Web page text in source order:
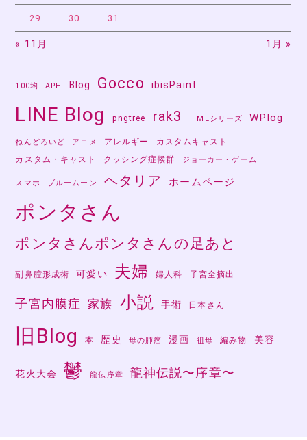
29 30 31
« 11月 1月 »
100均 APH Blog Gocco ibisPaint
LINE Blog pngtree rak3 TIMEシリーズ WPlog
ねんどろいど アニメ アレルギー
カスタムキャスト
カスタム・キャスト
クッシング症候群 ジョーカー・ゲーム
スマホ ブルームーン ヘタリア ホームページ
ポンタさん
ポンタさんポンタさんの足あと
副鼻腔形成術 可愛い 夫婦 婦人科 子宮全摘出
子宮内膜症 家族 小説 手術 日本さん
旧Blog 本 歴史 母の肺癌 漫画 祖母 編み物 美容
花火大会 鬱 龍伝序章 龍神伝説〜序章〜